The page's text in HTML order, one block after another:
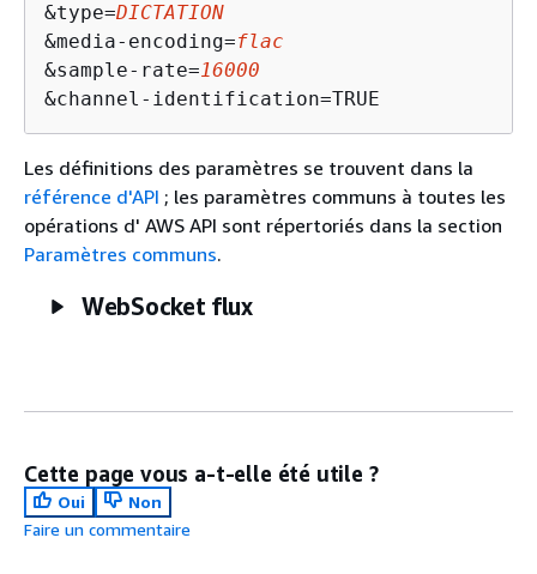
&type=DICTATION
&media-encoding=flac
&sample-rate=16000
&channel-identification=TRUE
Les définitions des paramètres se trouvent dans la
référence d'API ; les paramètres communs à toutes les
opérations d' AWS API sont répertoriés dans la section
Paramètres communs.
WebSocket flux
Cette page vous a-t-elle été utile ?
Oui
Non
Faire un commentaire